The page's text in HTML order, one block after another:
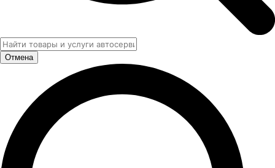
Отмена